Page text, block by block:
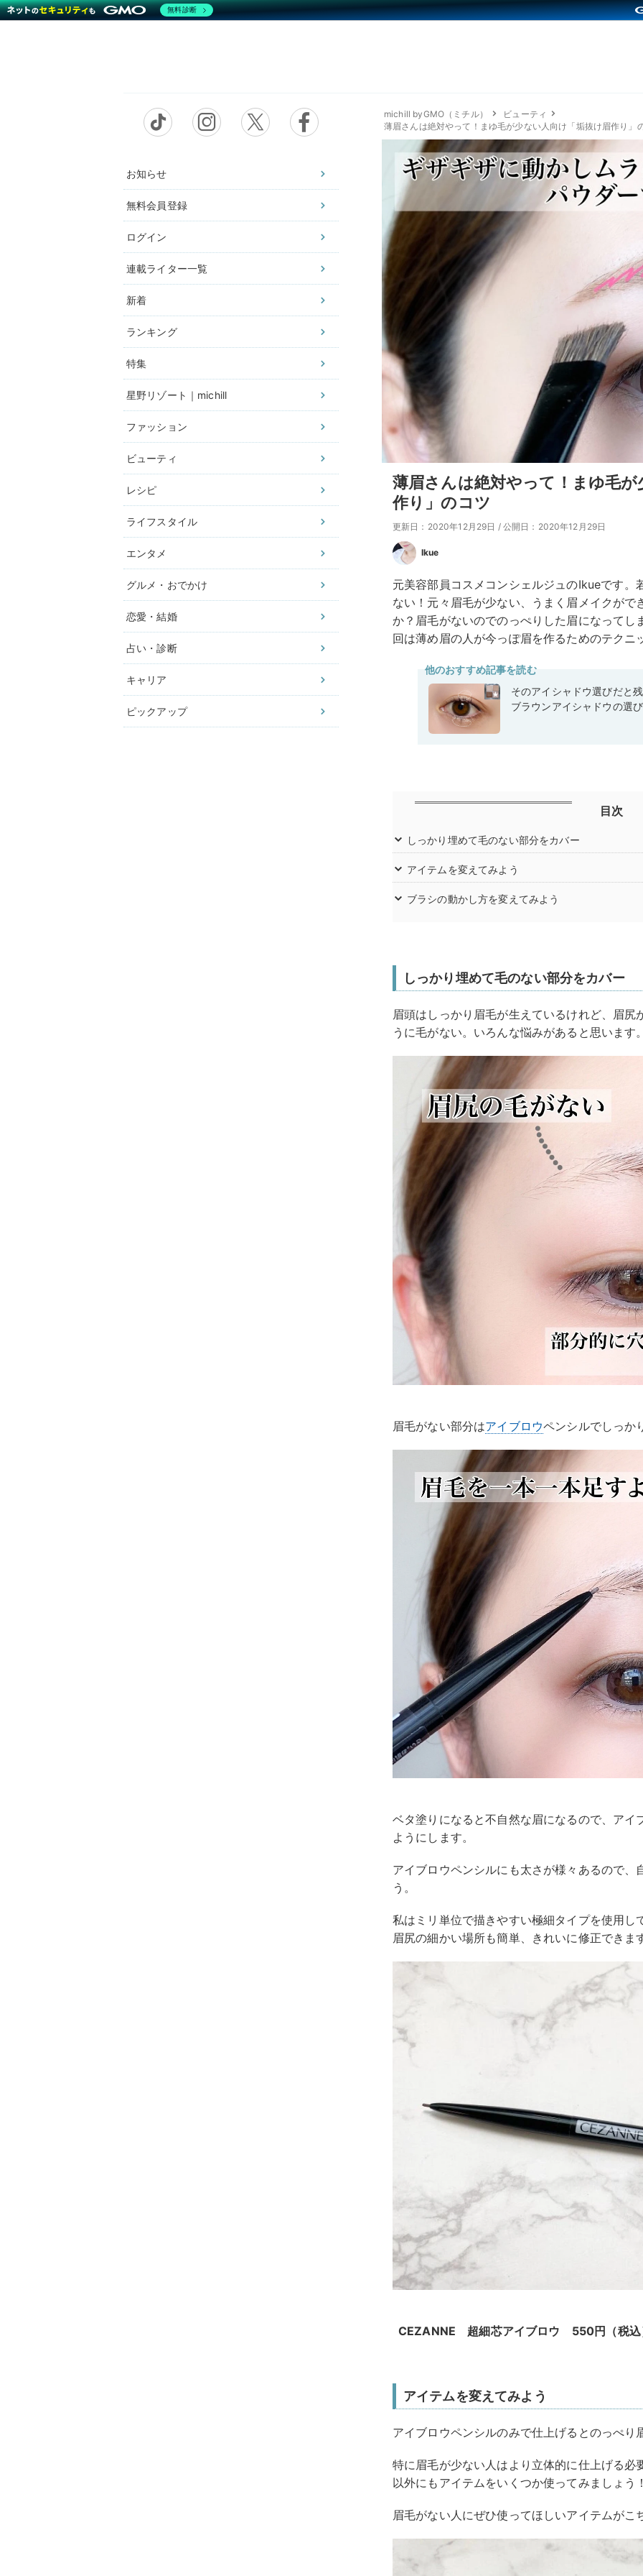
お知らせ
無料会員登録
ログイン
連載ライター一覧
新着
ランキング
特集
星野リゾート｜michill
ファッション
ビューティ
レシピ
ライフスタイル
エンタメ
グルメ・おでかけ
恋愛・結婚
占い・診断
キャリア
ピックアップ
michill byGMO（ミチル）
ビューティ
薄眉さんは絶対やって！まゆ毛が少ない人向け「垢抜け眉作り」
薄眉さんは絶対やって！まゆ毛
作り」のコツ
更新日：2020年12月29日 / 公開日：2020年12月29日
Ikue
元美容部員コスメコンシェルジュのIkueです。
ない！元々眉毛が少ない、うまく眉メイクがで
か？眉毛がないのでのっぺりした眉になって
回は薄め眉の人が今っぽ眉を作るためのテクニ
他のおすすめ記事を読む
そのアイシャドウ選びだと
ブラウンアイシャドウの選
目次
しっかり埋めて毛のない部分をカバー
アイテムを変えてみよう
ブラシの動かし方を変えてみよう
しっかり埋めて毛のない部分をカバー
眉頭はしっかり眉毛が生えているけれど、眉
うに毛がない。いろんな悩みがあると思います
眉毛がない部分はアイブロウペンシルでしっか
ベタ塗りになると不自然な眉になるので、アイ
ようにします。
アイブロウペンシルにも太さが様々あるので
う。
私はミリ単位で描きやすい極細タイプを使用し
眉尻の細かい場所も簡単、きれいに修正できま
CEZANNE 超細芯アイブロウ 550円（税込
アイテムを変えてみよう
アイブロウペンシルのみで仕上げるとのっぺり
特に眉毛が少ない人はより立体的に仕上げる必
以外にもアイテムをいくつか使ってみましょう
眉毛がない人にぜひ使ってほしいアイテムがこ
無料診断